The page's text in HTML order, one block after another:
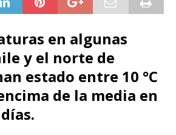
en algunas
y el norte de
estado entre 10 °C
de la media en